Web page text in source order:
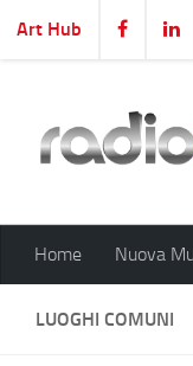
Salta al contenuto
Art Hub
Home Nuova
LUOGHI COMUNI